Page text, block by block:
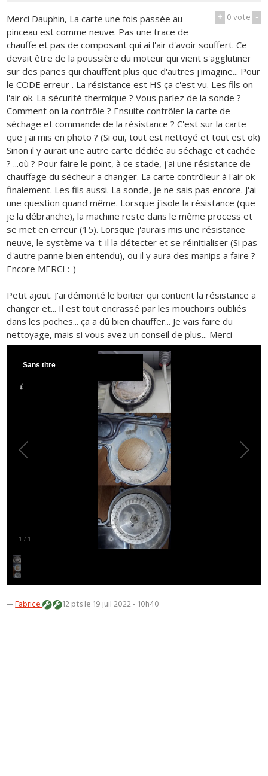
+ 0vote -
Merci Dauphin, La carte une fois passée au
pinceau est comme neuve. Pas une trace de
chauffe et pas de composant qui ai l'air d'avoir souffert. Ce
devait être de la poussière du moteur qui vient s'agglutiner
sur des paries qui chauffent plus que d'autres j'imagine... Pour
le CODE erreur . La résistance est HS ça c'est vu. Les fils on
l'air ok. La sécurité thermique ? Vous parlez de la sonde ?
Comment on la contrôle ? Ensuite contrôler la carte de
séchage et commande de la résistance ? C'est sur la carte
que j'ai mis en photo ? (Si oui, tout est nettoyé et tout est ok)
Sinon il y aurait une autre carte dédiée au séchage et cachée
? ...où ? Pour faire le point, à ce stade, j'ai une résistance de
chauffage du sécheur a changer. La carte contrôleur à l'air ok
finalement. Les fils aussi. La sonde, je ne sais pas encore. J'ai
une question quand même. Lorsque j'isole la résistance (que
je la débranche), la machine reste dans le même process et
se met en erreur (15). Lorsque j'aurais mis une résistance
neuve, le système va-t-il la détecter et se réinitialiser (Si pas
d'autre panne bien entendu), ou il y aura des manips a faire ?
Encore MERCI :-)
Petit ajout. J'ai démonté le boitier qui contient la résistance a
changer et... Il est tout encrassé par les mouchoirs oubliés
dans les poches... ça a dû bien chauffer... Je vais faire du
nettoyage, mais si vous avez un conseil de plus... Merci
1 / 1
Sans titre
—Fabrice 12 ptsle 19 juil 2022 - 10h40